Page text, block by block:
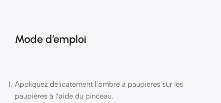
Mode d’emploi
Appliquez délicatement l’ombre à paupières sur les
paupières à l’aide du pinceau.